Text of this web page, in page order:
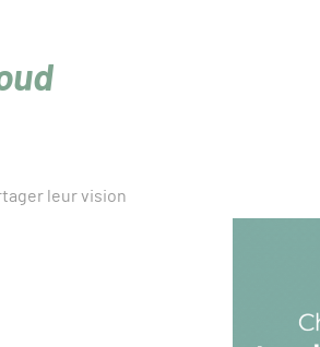
leur vision